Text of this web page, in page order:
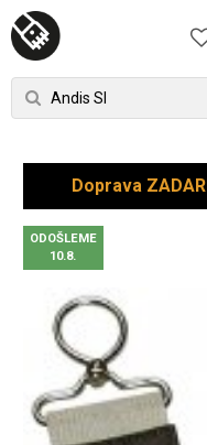
Doprava
ODOŠLEME
10.8.